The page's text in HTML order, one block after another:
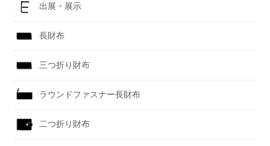
出展・展示
長財布
三つ折り財布
ラウンドファスナー長財布
二つ折り財布